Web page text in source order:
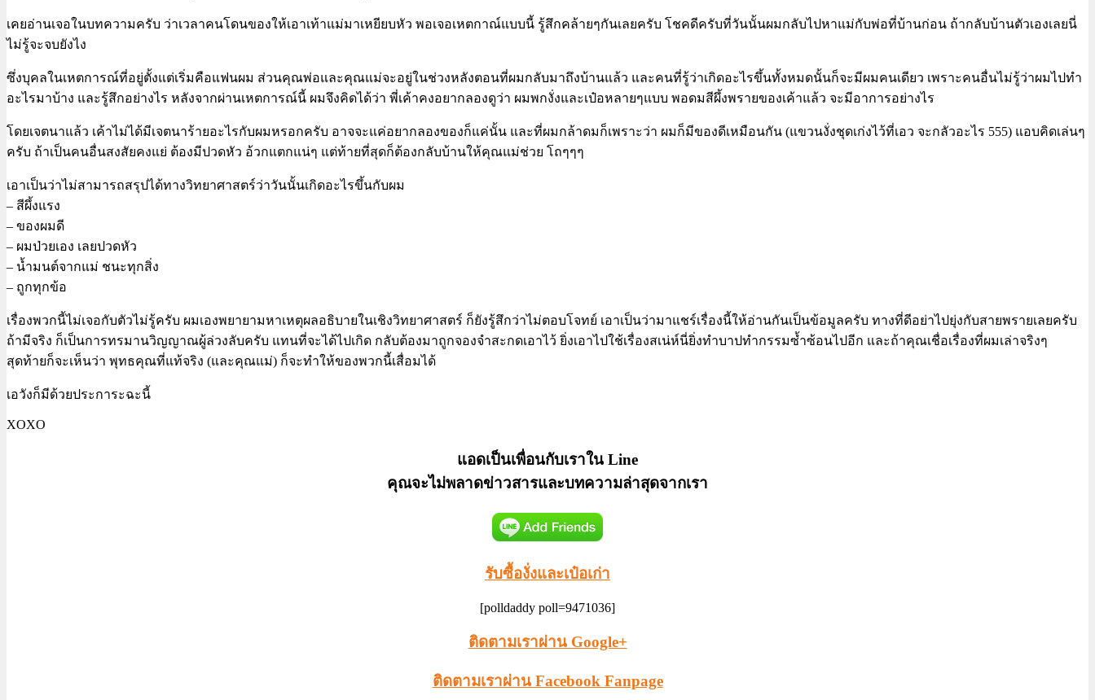
เคยอ่านเจอในบทความครับ ว่าเวลาคนโดนของให้เอาเท้าแม่มาเหยียบหัว พอเจอเหตกาณ์แบบนี้ รู้สึกคล้ายๆกันเลยครับ โชคดีครับที่วันนั้นผมกลับไปหาแม่กับพ่อที่บ้านก่อน ถ้ากลับบ้านตัวเองเลยนี่
ไม่รู้จะจบยังไง
ซึ่งบุคลในเหตการณ์ที่อยู่ตั้งแต่เริ่มคือแฟนผม ส่วนคุณพ่อและคุณแม่จะอยู่ในช่วงหลังตอนที่ผมกลับมาถึงบ้านแล้ว และคนที่รู้ว่าเกิดอะไรขึ้นทั้งหมดนั้นก็จะมีผมคนเดียว เพราะคนอื่นไม่รู้ว่าผมไปทำ
อะไรมาบ้าง และรู้สึกอย่างไร หลังจากผ่านเหตการณ์นี้ ผมจึงคิดได้ว่า พี่เค้าคงอยากลองดูว่า ผมพกงั่งและเป๋อหลายๆแบบ พอดมสีผึ้งพรายของเค้าแล้ว จะมีอาการอย่างไร
โดยเจตนาแล้ว เค้าไม่ได้มีเจตนาร้ายอะไรกับผมหรอกครับ อาจจะแค่อยากลองของก็แค่นั้น และที่ผมกล้าดมก็เพราะว่า ผมก็มีของดีเหมือนกัน (แขวนงั่งชุดเก่งไว้ที่เอว จะกลัวอะไร 555) แอบคิดเล่นๆ
ครับ ถ้าเป็นคนอื่นสงสัยคงแย่ ต้องมีปวดหัว อ้วกแตกแน่ๆ แต่ท้ายที่สุดก็ต้องกลับบ้านให้คุณแม่ช่วย โถๆๆๆ
เอาเป็นว่าไม่สามารถสรุปได้ทางวิทยาศาสตร์ว่าวันนั้นเกิดอะไรขึ้นกับผม
– สีผึ้งแรง
– ของผมดี
– ผมป่วยเอง เลยปวดหัว
– น้ำมนต์จากแม่ ชนะทุกสิ่ง
– ถูกทุกข้อ
เรื่องพวกนี้ไม่เจอกับตัวไม่รู้ครับ ผมเองพยายามหาเหตุผลอธิบายในเชิงวิทยาศาสตร์ ก็ยังรู้สึกว่าไม่ตอบโจทย์ เอาเป็นว่ามาแชร์เรื่องนี้ให้อ่านกันเป็นข้อมูลครับ ทางที่ดีอย่าไปยุ่งกับสายพรายเลยครับ
ถ้ามีจริง ก็เป็นการทรมานวิญญาณผู้ล่วงลับครับ แทนที่จะได้ไปเกิด กลับต้องมาถูกจองจำสะกดเอาไว้ ยิ่งเอาไปใช้เรื่องสเน่ห์นี่ยิ่งทำบาปทำกรรมซ้ำซ้อนไปอีก และถ้าคุณเชื่อเรื่องที่ผมเล่าจริงๆ
สุดท้ายก็จะเห็นว่า พุทธคุณที่แท้จริง (และคุณแม่) ก็จะทำให้ของพวกนี้เสื่อมได้
เอวังก็มีด้วยประการะฉะนี้
XOXO
แอดเป็นเพื่อนกับเราใน Line
คุณจะไม่พลาดข่าวสารและบทความล่าสุดจากเรา
รับซื้องั่งและเป๋อเก่า
[polldaddy poll=9471036]
ติดตามเราผ่าน Google+
ติดตามเราผ่าน Facebook Fanpage